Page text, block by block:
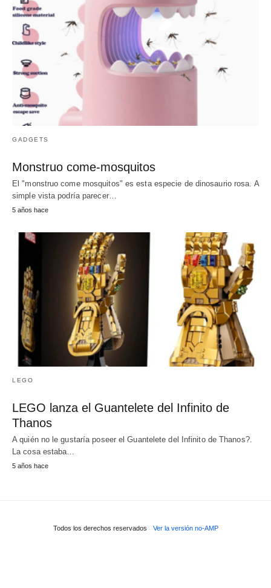
GADGETS
Monstruo come-mosquitos
El "monstruo come mosquitos" es esta especie de dinosaurio rosa. A
simple vista podría parecer…
5 años hace
LEGO
LEGO lanza el Guantelete del Infinito de
Thanos
A quién no le gustaría poseer el Guantelete del Infinito de Thanos?.
La cosa estaba…
5 años hace
Todos los derechos reservados Ver la versión no-AMP